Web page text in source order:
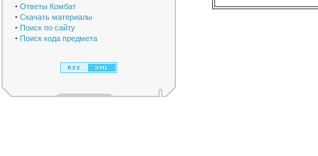
· Ответы Комбат
· Скачать материалы
· Поиск по сайту
· Поиск кода предмета